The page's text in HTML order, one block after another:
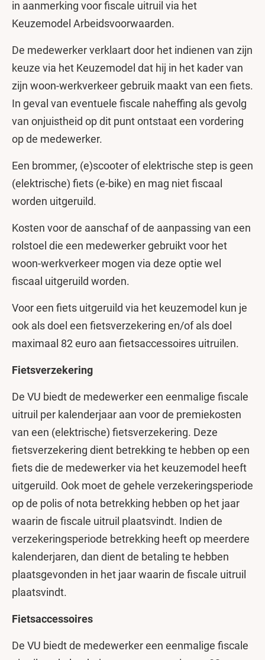
in aanmerking voor fiscale uitruil via het
Keuzemodel Arbeidsvoorwaarden.
De medewerker verklaart door het indienen van zijn
keuze via het Keuzemodel dat hij in het kader van
zijn woon-werkverkeer gebruik maakt van een fiets.
In geval van eventuele fiscale naheffing als gevolg
van onjuistheid op dit punt ontstaat een vordering
op de medewerker.
Een brommer, (e)scooter of elektrische step is geen
(elektrische) fiets (e-bike) en mag niet fiscaal
worden uitgeruild.
Kosten voor de aanschaf of de aanpassing van een
rolstoel die een medewerker gebruikt voor het
woon-werkverkeer mogen via deze optie wel
fiscaal uitgeruild worden.
Voor een fiets uitgeruild via het keuzemodel kun je
ook als doel een fietsverzekering en/of als doel
maximaal 82 euro aan fietsaccessoires uitruilen.
Fietsverzekering
De VU biedt de medewerker een eenmalige fiscale
uitruil per kalenderjaar aan voor de premiekosten
van een (elektrische) fietsverzekering. Deze
fietsverzekering dient betrekking te hebben op een
fiets die de medewerker via het keuzemodel heeft
uitgeruild. Ook moet de gehele verzekeringsperiode
op de polis of nota betrekking hebben op het jaar
waarin de fiscale uitruil plaatsvindt. Indien de
verzekeringsperiode betrekking heeft op meerdere
kalenderjaren, dan dient de betaling te hebben
plaatsgevonden in het jaar waarin de fiscale uitruil
plaatsvindt.
Fietsaccessoires
De VU biedt de medewerker een eenmalige fiscale